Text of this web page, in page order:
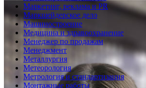
Маркетинг, реклама и PR
Маркшейдерское дело
Машиностроение
Медицина и здравоохранение
Менеджер по продажам
Менеджмент
Металлургия
Метеорология
Метрология и стандартизация
Монтажные работы